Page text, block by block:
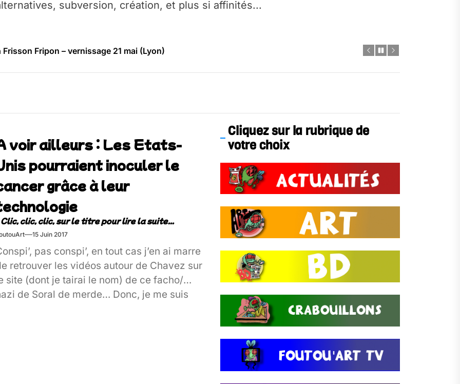
subversion, création, et plus si affinités...
contre l’A412 à l’Établi (Haute-Savoie)
Fripon – vernissage 21 mai (Lyon)
Festival – Samedi 18 juillet (Vaulx-en-Velin)
voir ailleurs : Les Etats-
pourraient inoculer le
grâce à leur
15 Juin 2017
pas conspi’, en tout cas j’en ai marre
retrouver les vidéos autour de Chavez sur
site (dont je tairai le nom) de ce facho/
de Soral de merde… Donc, je me suis
Cliquez sur la rubrique de
votre choix